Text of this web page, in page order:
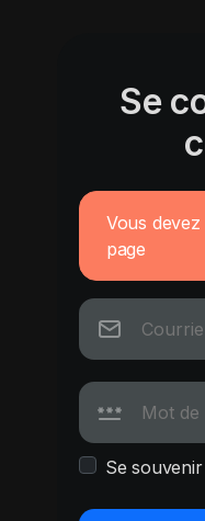
Se
Vous
page
Se